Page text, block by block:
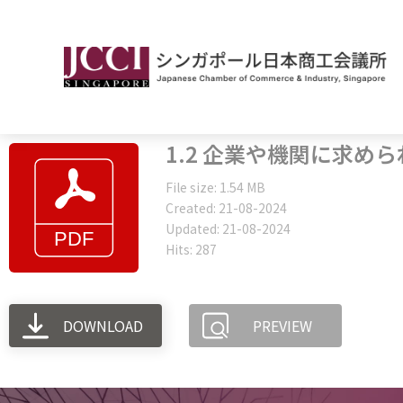
1.2 企業や機関に求め
File size: 1.54 MB
Created: 21-08-2024
Updated: 21-08-2024
Hits: 287
DOWNLOAD PREVIEW